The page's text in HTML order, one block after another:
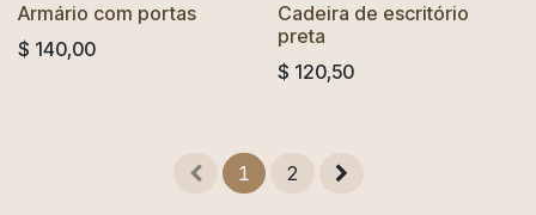
Armário com portas
$ 140,00
Cadeira de escritório
preta
$ 120,50
1 2